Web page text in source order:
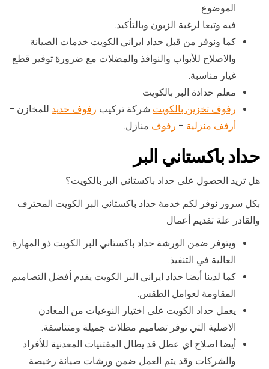
الموضوع
فيه وتبعا لرغبة الزبون وبالتأكيد.
كما ونوفر من قبل حداد ايراني الكويت خدمات الصيانة
والاصلاح للأبواب والنوافذ والمضلات مع ضرورة توفير قطع
غيار مناسبة.
معلم حدادة البر بالكويت
رفوف تخزين بالكويت شركة تركيب رفوف حديد للمخازن –
أرفف منزلية – رفوف منازل.
حداد باكستاني البر
هل تريد الحصول على حداد باكستاني البر بالكويت؟
بكل سرور نوفر لكم خدمة حداد باكستاني البر الكويت المحترف
والقادر علة تقديم أعمال
ويتوفر ضمن الورشة حداد باكستاني البر الكويت ذو المهارة
العالية في التنفيذ.
كما لدينا أيضا حداد ايراني البر الكويت يقدم أفضل التصاميم
المقاومة لعوامل الطقس.
يعمل حداد الكويت على اختيار النوعيات من المعادن
الاصلية التي توفر تصاميم مظلات جميلة ومتناسقة.
أيضا اصلاح اي عطل قد يطال المقتنيات المعدنية للأفراد
والشركات وقد يتم العمل ضمن ورشات صيانة رخيصة